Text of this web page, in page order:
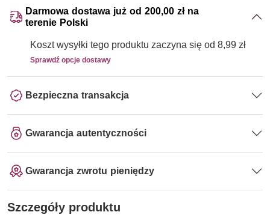
Darmowa dostawa już od 200,00 zł na
terenie Polski
Koszt wysyłki tego produktu zaczyna się od 8,99 zł
Sprawdź opcje dostawy
Bezpieczna transakcja
Gwarancja autentyczności
Gwarancja zwrotu pieniędzy
Szczegóły produktu